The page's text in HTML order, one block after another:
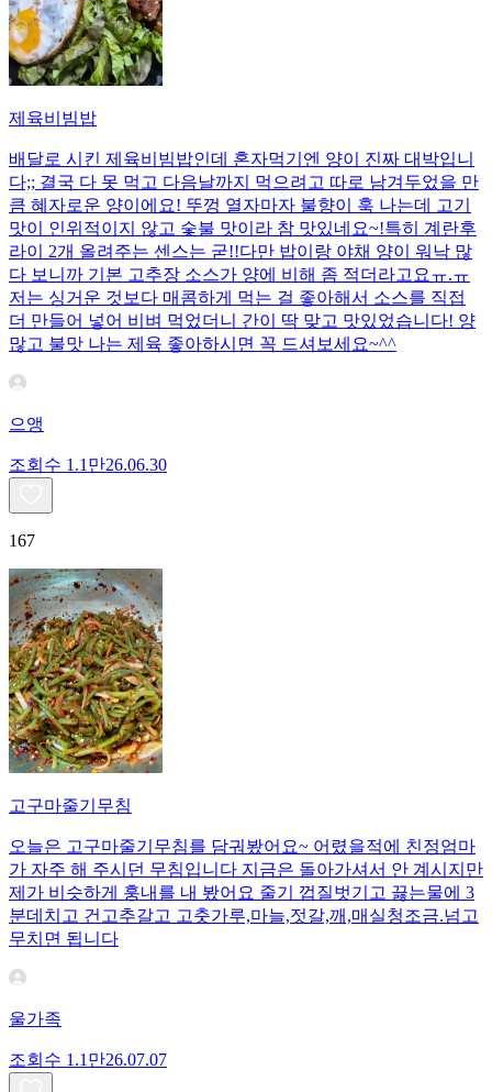
제육비빔밥
배달로 시킨 제육비빔밥인데 혼자먹기엔 양이 진짜 대박입니
다;; 결국 다 못 먹고 다음날까지 먹으려고 따로 남겨두었을 만
큼 혜자로운 양이에요! 뚜껑 열자마자 불향이 훅 나는데 고기
맛이 인위적이지 않고 숯불 맛이라 참 맛있네요~!특히 계란후
라이 2개 올려주는 센스는 굳!! ​다만 밥이랑 야채 양이 워낙 많
다 보니까 기본 고추장 소스가 양에 비해 좀 적더라고요ㅠ.ㅠ
저는 싱거운 것보다 매콤하게 먹는 걸 좋아해서 소스를 직접
더 만들어 넣어 비벼 먹었더니 간이 딱 맞고 맛있었습니다! 양
많고 불맛 나는 제육 좋아하시면 꼭 드셔보세요~^^
으앵
조회수 1.1만26.06.30
167
고구마줄기무침
오늘은 고구마줄기무침를 담궈봤어요~ 어렸을적에 친정엄마
가 자주 해 주시던 무침입니다 지금은 돌아가셔서 안 계시지만
제가 비슷하게 훙내를 내 봤어요 줄기 껍질벗기고 끓는물에 3
분데치고 건고추갈고 고춧가루,마늘,젓갈,깨,매실청조금.넘고
무치면 됩니다
울가족
조회수 1.1만26.07.07